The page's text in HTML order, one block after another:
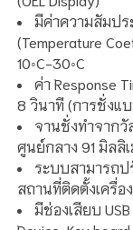
มีค่าความสัมป
(Temperature
10◦C-30◦C
ค่า Response
8 วินาที (การชั่งแ
จานชั่งทำจาก
ศูนย์กลาง 91 มิลลิ
ระบบสามารถป
สถานที่ติดตั้งเครื่อ
มีช่องเสียบ